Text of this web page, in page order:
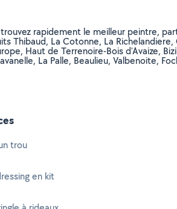
rapidement le meilleur peintre,
Thibaud, La Cotonne, La
Haut de Terrenoire-Bois d'Avaize,
La Palle, Beaulieu, Valbenoite,
trou
en kit